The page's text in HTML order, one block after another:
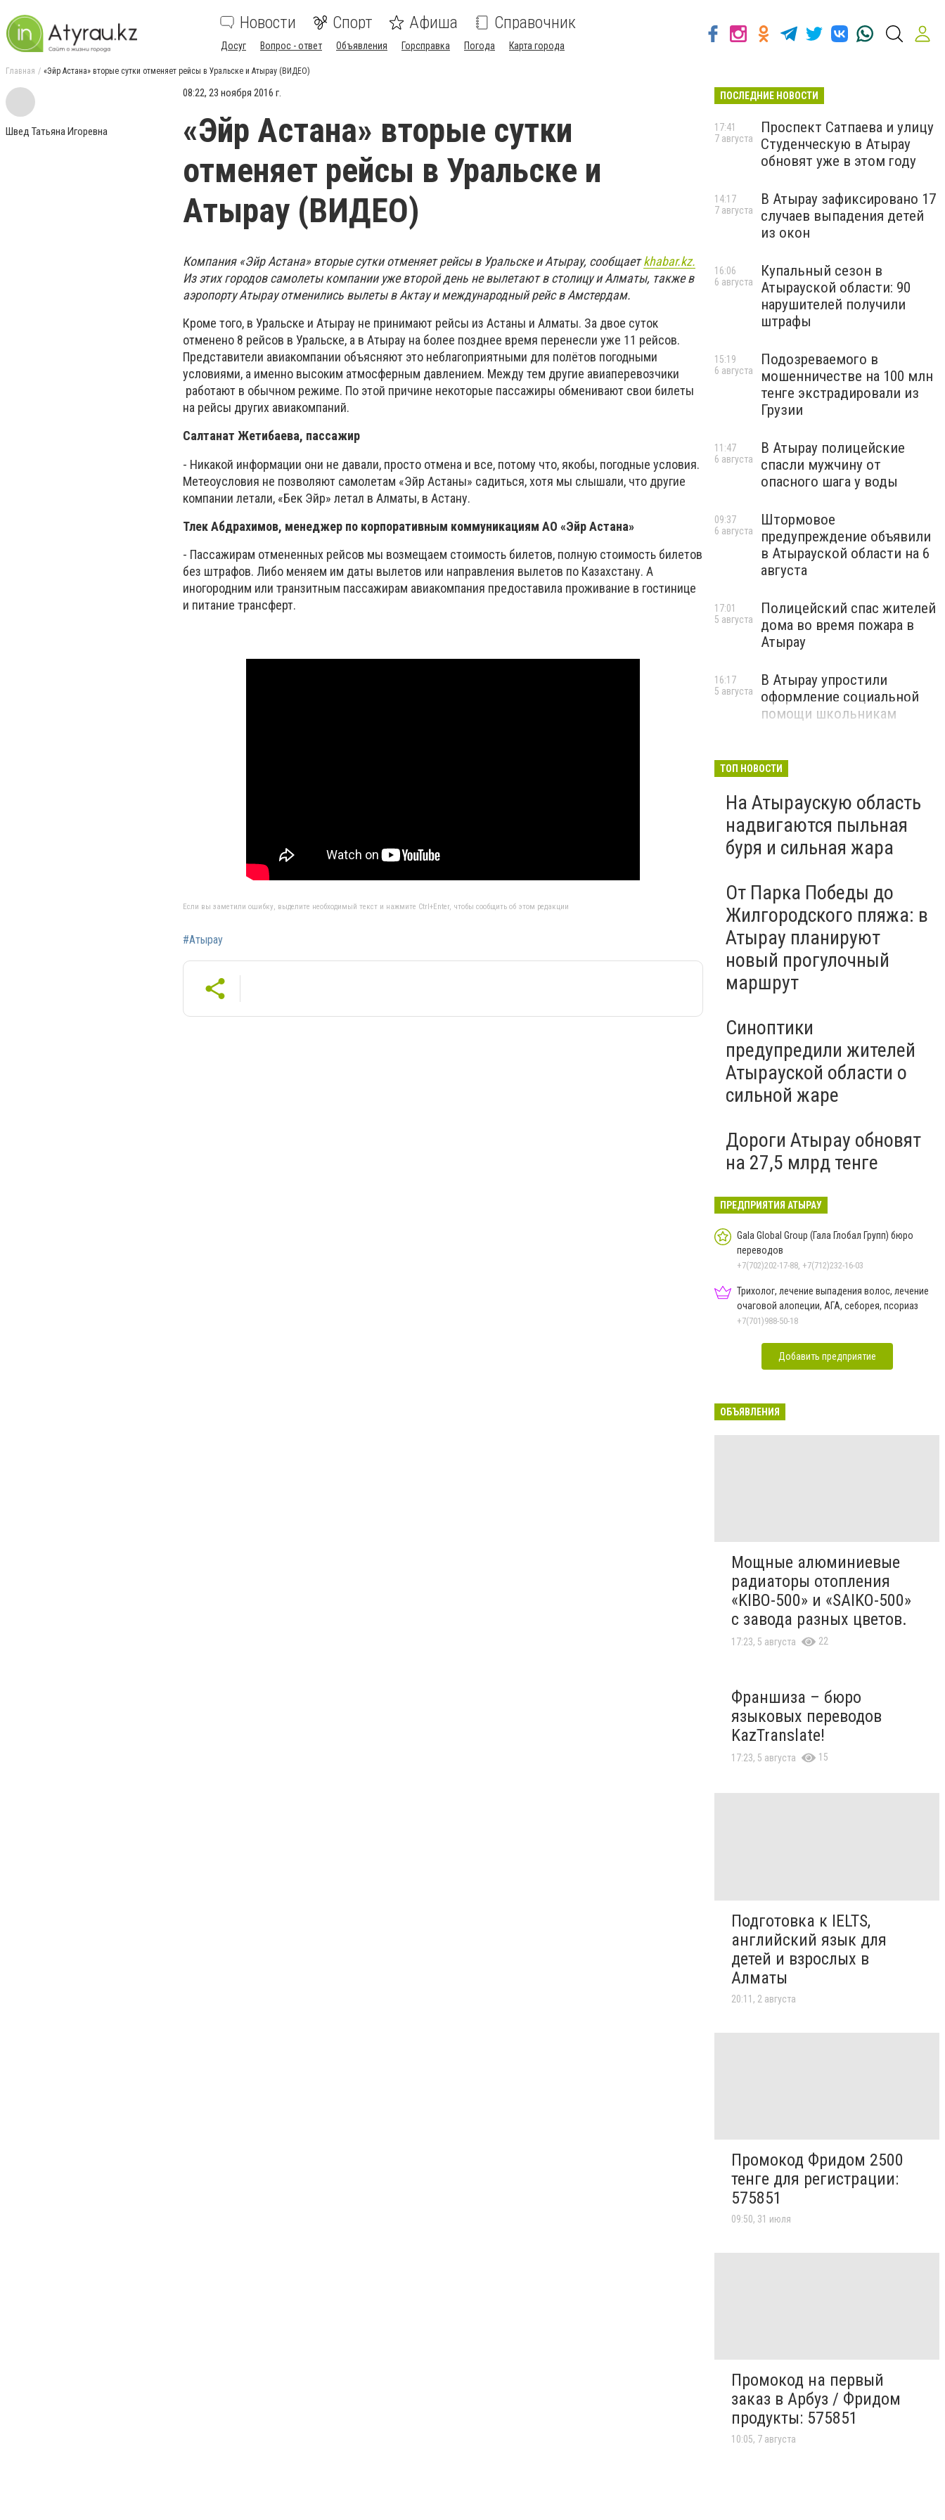
Новости Спорт Афиша Справочник
Досуг Вопрос - ответ Объявления Горсправка Погода Карта города
Главная «Эйр Астана» вторые сутки отменяет рейсы в Уральске и Атырау (ВИДЕО)
Швед Татьяна Игоревна
08:22, 23 ноября 2016 г.
«Эйр Астана» вторые сутки
отменяет рейсы в Уральске и
Атырау (ВИДЕО)
Компания «Эйр Астана» вторые сутки отменяет рейсы в Уральске и Атырау, сообщаетkhabar.kz.
Из этих городов самолеты компании уже второй день не вылетают в столицу и Алматы, также в
аэропорту Атырау отменились вылеты в Актау и международный рейс в Амстердам.
Кроме того, в Уральске и Атырау не принимают рейсы из Астаны и Алматы. За двое суток
отменено 8 рейсов в Уральске, а в Атырау на более позднее время перенесли уже 11 рейсов.
Представители авиакомпании объясняют это неблагоприятными для полётов погодными
условиями, а именно высоким атмосферным давлением. Между тем другие авиаперевозчики
работают в обычном режиме. По этой причине некоторые пассажиры обменивают свои билеты
на рейсы других авиакомпаний.
Салтанат Жетибаева, пассажир
- Никакой информации они не давали, просто отмена и все, потому что, якобы, погодные условия.
Метеоусловия не позволяют самолетам «Эйр Астаны» садиться, хотя мы слышали, что другие
компании летали, «Бек Эйр» летал в Алматы, в Астану.
Тлек Абдрахимов, менеджер по корпоративным коммуникациям АО «Эйр Астана»
- Пассажирам отмененных рейсов мы возмещаем стоимость билетов, полную стоимость билетов
без штрафов. Либо меняем им даты вылетов или направления вылетов по Казахстану. А
иногородним или транзитным пассажирам авиакомпания предоставила проживание в гостинице
и питание трансферт.
Если вы заметили ошибку, выделите необходимый текст и нажмите Ctrl+Enter, чтобы сообщить об этом редакции
#Атырау
ПОСЛЕДНИЕ НОВОСТИ
Проспект Сатпаева и улицу
Студенческую в Атырау
обновят уже в этом году
17:41
7 августа
В Атырау зафиксировано 17
случаев выпадения детей
из окон
14:17
7 августа
Купальный сезон в
Атырауской области: 90
нарушителей получили
штрафы
16:06
6 августа
Подозреваемого в
мошенничестве на 100 млн
тенге экстрадировали из
Грузии
15:19
6 августа
В Атырау полицейские
спасли мужчину от
опасного шага у воды
11:47
6 августа
Штормовое
предупреждение объявили
в Атырауской области на 6
августа
09:37
6 августа
Полицейский спас жителей
дома во время пожара в
Атырау
17:01
5 августа
В Атырау упростили
оформление социальной
помощи школьникам
16:17
5 августа
ТОП НОВОСТИ
На Атыраускую область
надвигаются пыльная
буря и сильная жара
От Парка Победы до
Жилгородского пляжа: в
Атырау планируют
новый прогулочный
маршрут
Синоптики
предупредили жителей
Атырауской области о
сильной жаре
Дороги Атырау обновят
на 27,5 млрд тенге
ПРЕДПРИЯТИЯ АТЫРАУ
Gala Global Group (Гала Глобал Групп) бюро
переводов
+7(702)202-17-88, +7(712)232-16-03
Трихолог, лечение выпадения волос, лечение
очаговой алопеции, АГА, себорея, псориаз
+7(701)988-50-18
Добавить предприятие
ОБЪЯВЛЕНИЯ
Мощные алюминиевые
радиаторы отопления
«KIBO-500» и «SAIKO-500»
с завода разных цветов.
17:23, 5 августа 22
Франшиза – бюро
языковых переводов
KazTranslate!
17:23, 5 августа 15
Подготовка к IELTS,
английский язык для
детей и взрослых в
Алматы
20:11, 2 августа
Промокод Фридом 2500
тенге для регистрации:
575851
09:50, 31 июля
Промокод на первый
заказ в Арбуз / Фридом
продукты: 575851
10:05, 7 августа